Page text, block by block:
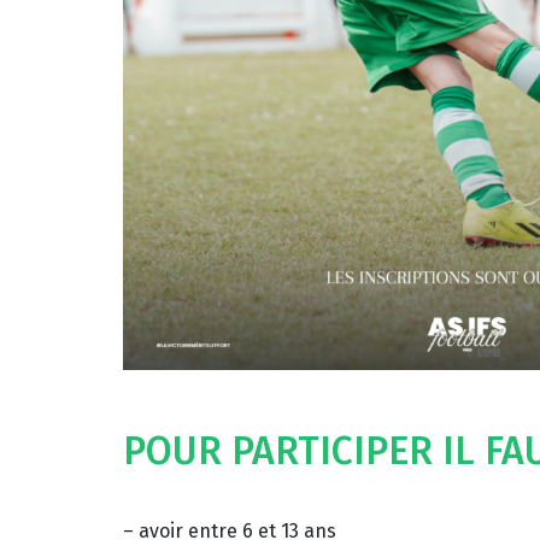
POUR PARTICIPER IL
– avoir entre 6 et 13 ans